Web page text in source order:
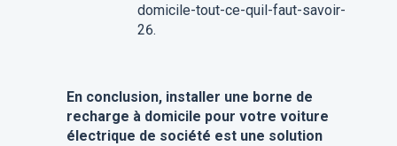
domicile-tout-ce-quil-faut-savoir-
26.
En conclusion, installer une borne de
recharge à domicile pour votre voiture
électrique de société est une solution